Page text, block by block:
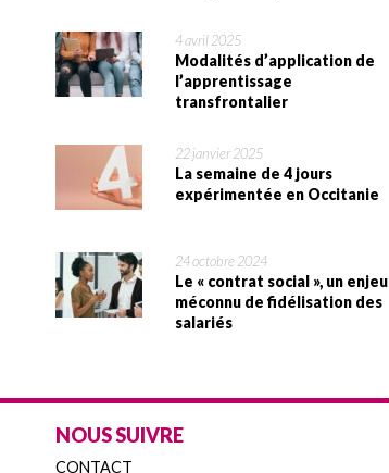
4 avril 2025
Modalités d’application de
l’apprentissage
transfrontalier
22 janvier 2025
La semaine de 4 jours
expérimentée en Occitanie
24 octobre 2024
Le « contrat social », un enjeu
méconnu de fidélisation des
salariés
NOUS SUIVRE
CONTACT